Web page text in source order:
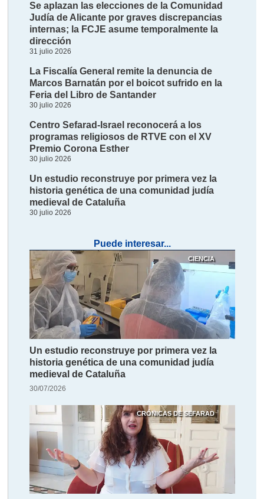
Se aplazan las elecciones de la Comunidad
Judía de Alicante por graves discrepancias
internas; la FCJE asume temporalmente la
dirección
31 julio 2026
La Fiscalía General remite la denuncia de
Marcos Barnatán por el boicot sufrido en la
Feria del Libro de Santander
30 julio 2026
Centro Sefarad-Israel reconocerá a los
programas religiosos de RTVE con el XV
Premio Corona Esther
30 julio 2026
Un estudio reconstruye por primera vez la
historia genética de una comunidad judía
medieval de Cataluña
30 julio 2026
Puede interesar...
CIENCIA
Un estudio reconstruye por primera vez la
historia genética de una comunidad judía
medieval de Cataluña
30/07/2026
CRÓNICAS DE SEFARAD